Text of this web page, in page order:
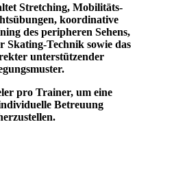
Stretching, Mobilitäts-
koordinative
des peripheren Sehens,
Skating-Technik sowie das
unterstützender
pro Trainer, um eine
Betreuung